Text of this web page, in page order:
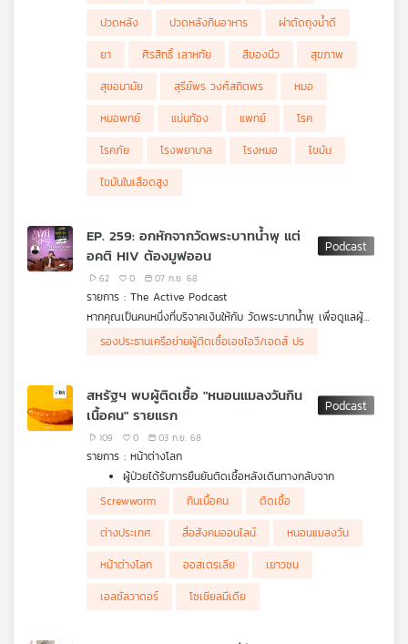
ปวดหลัง
ปวดหลังกินอาหาร
ผ่าตัดถุงน้ำดี
ยา
ศิรสิทธิ์ เลาหทัย สีของนิ่ว
สุขภาพ
สุขอนามัย
สุรีย์พร วงศ์สถิตพร
หมอ
หมอพทย์
แน่นท้อง แพทย์
โรค
โรคภัย
โรงพยาบาล โรงหมอ
ไขมัน
ไขมันในเลือดสูง
EP. 259: อกหักจากวัดพระบาทน้ำพุ แต่
อคติ HIV ต้องมูฟออน
62 0 07 ก.ย. 68
รายการ : The Active Podcast
หากคุณเป็นคนหนึ่งที่บริจาคเงินให้กับ วัดพระบาทน้ำพุ เพื่อดูแลผู้
ป่วยเอดส์ และติดเชื้อเอชไอวี เชื่อว่าคงมีไม่น้อยที่เกิดอาการอกหัก
จากข่าวทุจริตเงินบริจาคนับพันล้านบาท ที่กระทบไปถึงผู้ติดเชื้อเอชไอ
ท่ามกลางการถามหากลไกตรวจสอบเส้นทางเงินบริจาคให้มีความ
การดูแลคุณภาพชีวิตของคนกลุ่มเปราะบาง
เพศสนิท คุยกับ “จี๊ด” อภิวัฒน์ กวางแก้ว รองประธานเครือข่ายผู้
ติดเชื้อเอชไอวี/เอดส์ ประเทศไทย หาคำตอบกว่าที่ขาข้างหนึ่งของผู้
ติดเชื้อเอชไอวี จะก้าวเข้าวัดใช้เป็นบ้านหลังสุดท้าย พวกเขาตกหล่น
จากสวัสดิการรัฐ และการยอมรับจากสังคมอย่างไร เพื่อให้การมูฟ
ออนจากเรื่องนี้ได้ประโยชน์ และมีความหมายกับผู้ติดเชื้อเอชไอวี ใน
The Active Podcast EP.259 “อกหักจากวัดพระบาทน้ำพุ แต่อคติ
HIV ต้องมูฟออน”
รองประธานเครือข่ายผู้ติดเชื้อเอชไอวี/เอดส์ ปร
สหรัฐฯ พบผู้ติดเชื้อ "หนอนแมลงวันกิน
เนื้อคน" รายแรก
109 0 03 ก.ย. 68
รายการ : หน้าต่างโลก
ผู้ป่วยได้รับการยืนยันติดเชื้อหลังเดินทางกลับจาก
เอลซัลวาดอร์ ล่าสุดหายดีแล้วและไม่มีหลักฐานการแพร่เชื้อ
ไปมนุษย์หรือสัตว์อื่น ๆ
รายงานชี้แผนห้ามเยาวชนอายุต่ำกว่า 16 ปีใช้สื่อสังคม
ออนไลน์ของออสเตรเลียมีความเป็นไปได้ แต่มีความเสี่ยง
Screwworm กินเนื้อคน
ติดเชื้อ
ต่างประเทศ
สื่อสังคมออนไลน์
หนอนแมลงวัน
หน้าต่างโลก
ออสเตรเลีย
เยาวชน
เอลซัลวาดอร์
โซเชียลมีเดีย